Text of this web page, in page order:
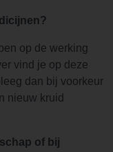
op de werking
vind je op deze
dan bij voorkeur
nieuw kruid
of bij